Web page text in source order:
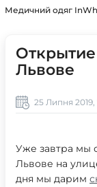
Медичний одяг
Львове
25 Липня 2019,
Уже завтра мы
Львове на
дня мы дарим